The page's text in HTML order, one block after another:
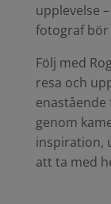
upplevelse
fotograf bör
Följ med
resa och
enastående
genom
inspiration,
att ta med